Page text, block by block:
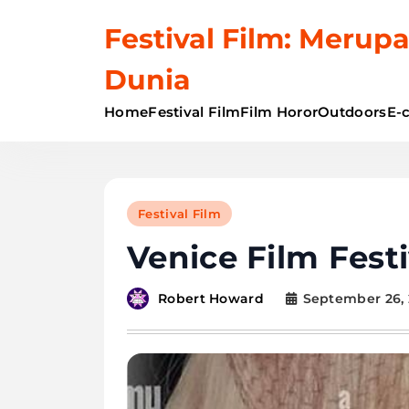
Festival Film:
Dunia
HomeFestival FilmFilm HororOutdoorsE-
Festival Film
Venice Film
Robert Howard September 26,